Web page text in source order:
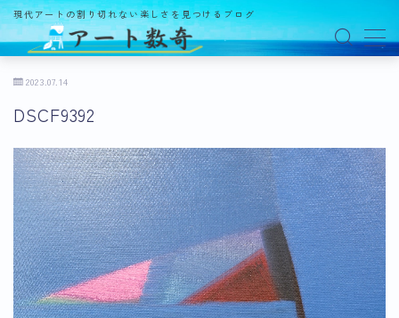
現代アートの割り切れない楽しさを見つけるブログ
アート数奇とは？
観る
ギャラリー
百貨店
美術館・博物館
オルタナティブスペース
2023.07.14
DSCF9392